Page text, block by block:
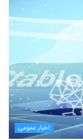
اخبار عمومی